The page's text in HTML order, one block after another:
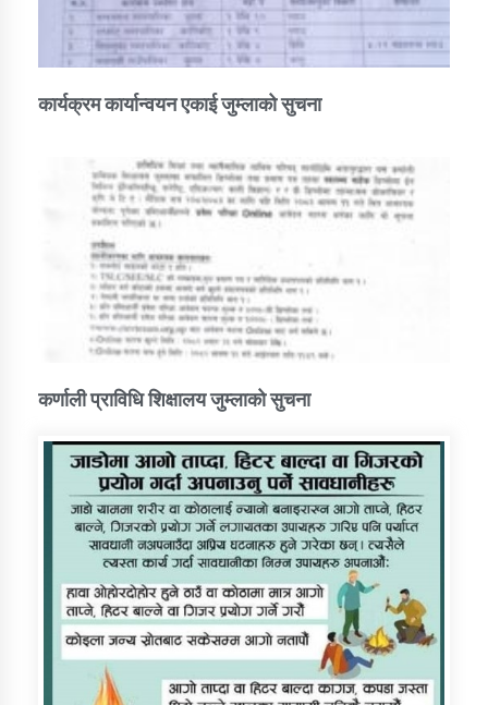
कार्यक्रम कार्यान्वयन एकाई जुम्लाको सुचना
कर्णाली प्राविधि शिक्षालय जुम्लाको सुचना